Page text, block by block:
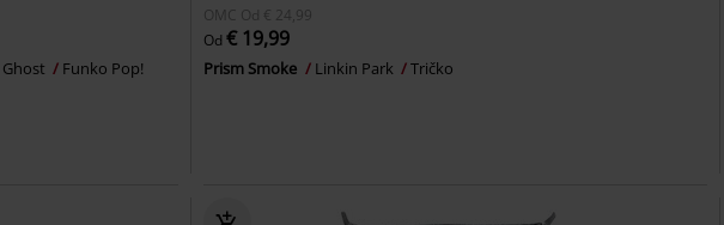
Ghost Funko Pop!
OMC Od € 24,99
Od€ 19,99
Prism Smoke Linkin Park Tričko